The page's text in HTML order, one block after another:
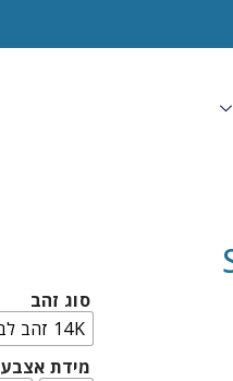
סוג זהב
14K זהב לבן
מידת אצבע